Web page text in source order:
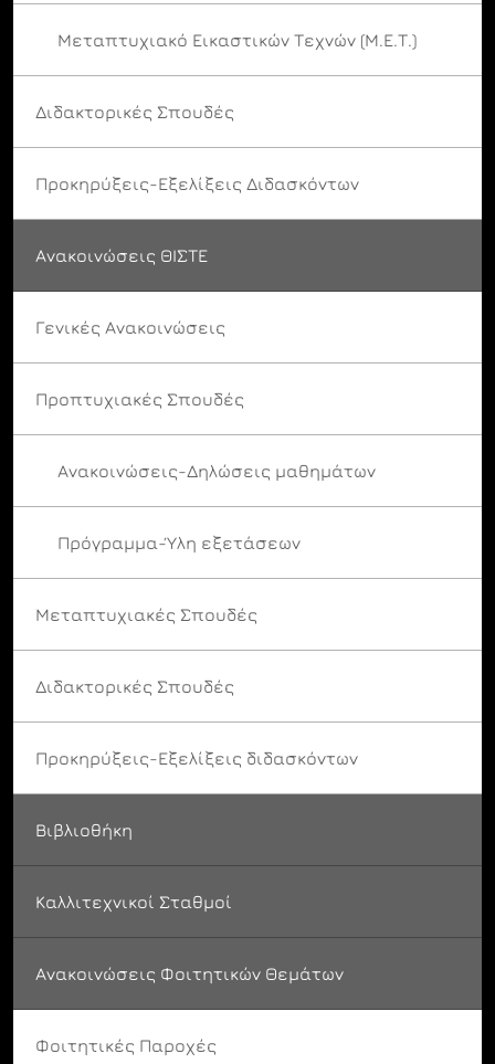
Μεταπτυχιακό Εικαστικών Τεχνών (Μ.Ε.Τ.)
Διδακτορικές Σπουδές
Προκηρύξεις-Εξελίξεις Διδασκόντων
Ανακοινώσεις ΘΙΣΤΕ
Γενικές Ανακοινώσεις
Προπτυχιακές Σπουδές
Ανακοινώσεις-Δηλώσεις μαθημάτων
Πρόγραμμα-Ύλη εξετάσεων
Μεταπτυχιακές Σπουδές
Διδακτορικές Σπουδές
Προκηρύξεις-Εξελίξεις διδασκόντων
Βιβλιοθήκη
Καλλιτεχνικοί Σταθμοί
Ανακοινώσεις Φοιτητικών Θεμάτων
Φοιτητικές Παροχές